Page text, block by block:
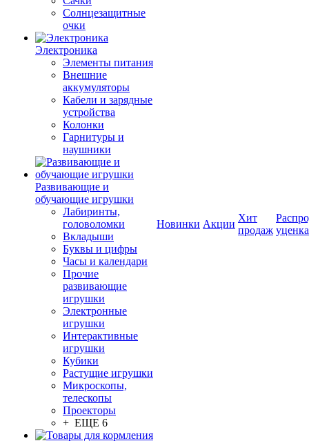
Солнцезащитные
очки
Электроника
Элементы питания
Внешние
аккумуляторы
Кабели и зарядные
устройства
Колонки
Гарнитуры и
наушники
Развивающие и
обучающие игрушки
Лабиринты,
головоломки
Вкладыши
Буквы и цифры
Часы и календари
Прочие
развивающие
игрушки
Электронные
игрушки
Интерактивные
игрушки
Кубики
Растущие игрушки
Микроскопы,
телескопы
Проекторы
+ ЕЩЕ 6
Новинки Акции
Хит
продаж уценка